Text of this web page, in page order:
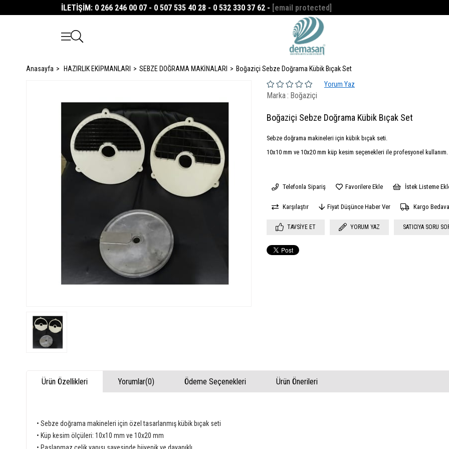
İLETİŞİM: 0 266 246 00 07 - 0 507 535 40 28 - 0 532 330 37 62 - [email protected]
Anasayfa HAZIRLIK EKİPMANLARI SEBZE DOĞRAMA MAKİNALARI
Boğaziçi Sebze Doğrama Kübik Bıçak Set
Yorum Yaz
Marka: Boğaziçi
Boğaziçi Sebze Doğrama Kübik Bıçak Set
Sebze doğrama makineleri için kübik bıçak seti.
10x10 mm ve 10x20 mm küp kesim seçenekleri ile profesyonel kullanım.
Telefonla Sipariş Favorilere Ekle İstek Listeme
Karşılaştır Fiyat Düşünce Haber Ver Kargo Bedava
TAVSIYE ET YORUM YAZ SATICIYA SORU
Ürün Özellikleri Yorumlar(0) Ödeme Seçenekleri Ürün Önerileri
• Sebze doğrama makineleri için özel tasarlanmış kübik bıçak seti
• Küp kesim ölçüleri: 10x10 mm ve 10x20 mm